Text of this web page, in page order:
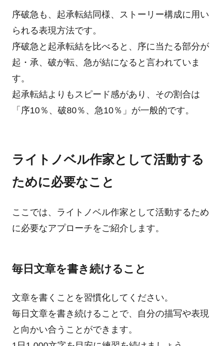
序破急も、起承転結同様、ストーリー構成に用い
られる表現方法です。
序破急と起承転結を比べると、序に当たる部分が
起・承、破が転、急が結になると言われていま
す。
起承転結よりもスピード感があり、その割合は
「序10％、破80％、急10％」が一般的です。
ライトノベル作家として活動する
ために必要なこと
ここでは、ライトノベル作家として活動するため
に必要なアプローチをご紹介します。
毎日文章を書き続けること
文章を書くことを習慣化してください。
毎日文章を書き続けることで、自分の描写や表現
と向かい合うことができます。